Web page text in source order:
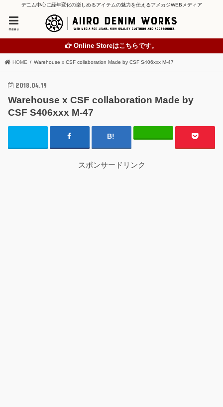
デニム中心に経年変化の楽しめるアイテムの魅力を伝えるアメカジWEBメディア
menu
Online Storeはこちらです。
HOME Warehouse x CSF collaboration Made by CSF S406xxx M-47
2018.04.19
Warehouse x CSF collaboration Made by
CSF S406xxx M-47
スポンサードリンク